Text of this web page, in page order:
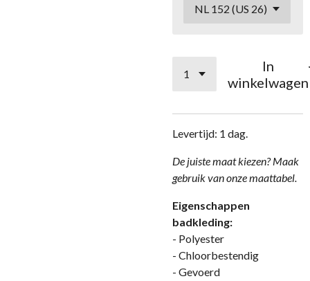
In
winkelwagen
Levertijd: 1 dag.
De juiste maat kiezen? Maak
gebruik van onzemaattabel.
Eigenschappen
badkleding:
- Polyester
- Chloorbestendig
- Gevoerd